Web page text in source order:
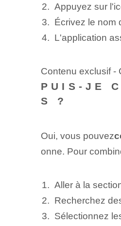
Appuyez sur
Écrivez le nom
L'application⁤
Contenu exclusif -
PUIS-JE
S ?
Oui, vous pouvez
onne. Pour
Aller à la
Recherchez
Sélectionnez